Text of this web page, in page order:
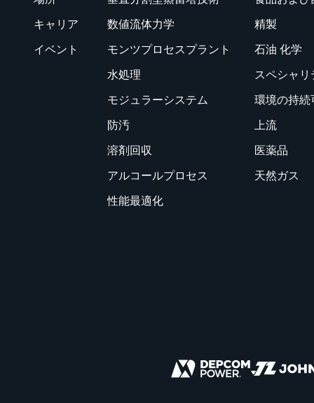
キャリア
イベント
数値流体力学
モンツプロセスプラント
水処理
モジュラーシステム
防汚
溶剤回収
アルコールプロセス
性能最適化
精製
石油 化学
スペシャ
環境の持続
上流
医薬品
天然ガス